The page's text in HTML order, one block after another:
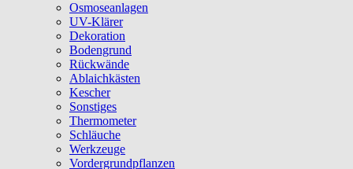
Osmoseanlagen
UV-Klärer
Dekoration
Bodengrund
Rückwände
Ablaichkästen
Kescher
Sonstiges
Thermometer
Schläuche
Werkzeuge
Vordergrundpflanzen